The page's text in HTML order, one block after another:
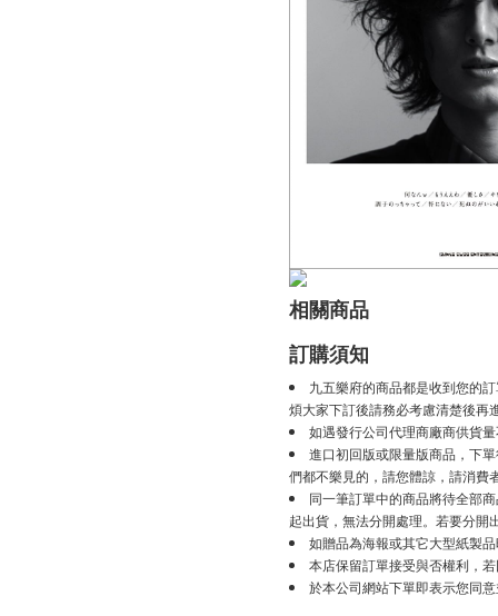
相關商品
訂購須知
九五樂府的商品都是收到您的
煩大家下訂後請務必考慮清楚後再
如遇發行公司代理商廠商供貨
進口初回版或限量版商品，下
們都不樂見的，請您體諒，請消費
同一筆訂單中的商品將待全部
起出貨，無法分開處理。若要分開
如贈品為海報或其它大型紙製
本店保留訂單接受與否權利，
於本公司網站下單即表示您同